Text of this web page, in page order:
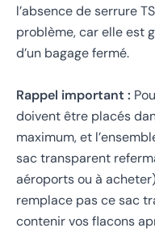
l’absence de serrure
problème, car elle est
d’un bagage fermé.
Rappel important :
doivent être placés
maximum, et
sac transparent
aéroports ou à
remplace pas ce sac
contenir vos flacons